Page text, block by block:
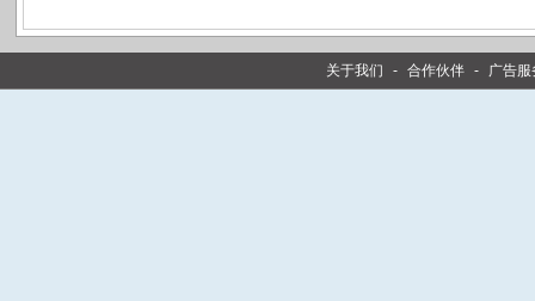
关于我们 - 合作伙伴 - 广告服